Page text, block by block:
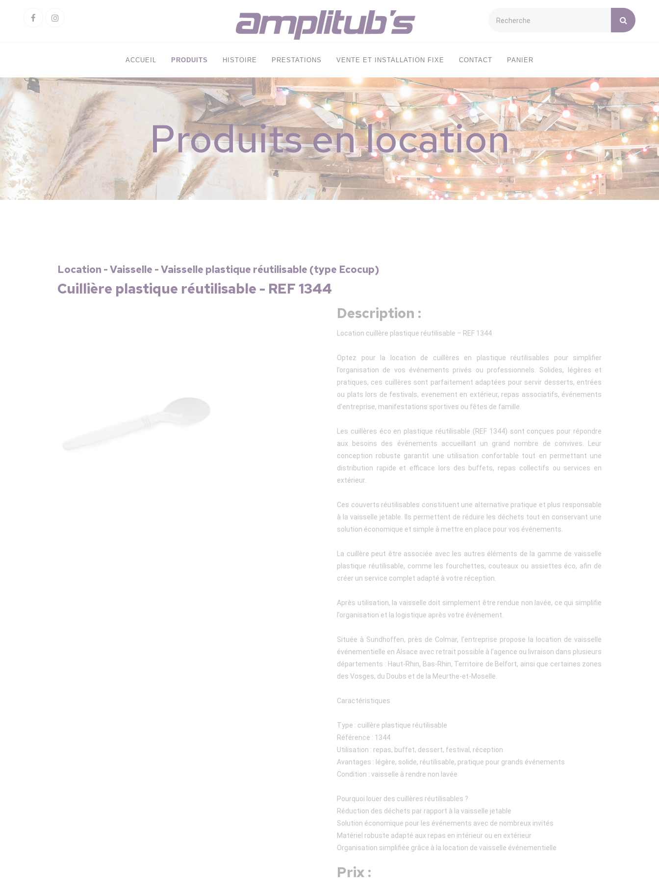
FacebookInstagram
ACCUEIL PRODUITS HISTOIRE PRESTATIONS VENTE ET INSTALLATION FIXE CONTACT PANIER
Produits en location
Location - Vaisselle - Vaisselle plastique réutilisable (type Ecocup)
Cuillière plastique réutilisable - REF 1344
Description :
Location cuillère plastique réutilisable – REF 1344
Optez pour la location de cuillères en plastique réutilisables pour simplifier
l’organisation de vos événements privés ou professionnels. Solides, légères et
pratiques, ces cuillères sont parfaitement adaptées pour servir desserts, entrées
ou plats lors de festivals, evenement en extérieur, repas associatifs, événements
d’entreprise, manifestations sportives ou fêtes de famille.
Les cuillères éco en plastique réutilisable (REF 1344) sont conçues pour répondre
aux besoins des événements accueillant un grand nombre de convives. Leur
conception robuste garantit une utilisation confortable tout en permettant une
distribution rapide et efficace lors des buffets, repas collectifs ou services en
extérieur.
Ces couverts réutilisables constituent une alternative pratique et plus responsable
à la vaisselle jetable. Ils permettent de réduire les déchets tout en conservant une
solution économique et simple à mettre en place pour vos événements.
La cuillère peut être associée avec les autres éléments de la gamme de vaisselle
plastique réutilisable, comme les fourchettes, couteaux ou assiettes éco, afin de
créer un service complet adapté à votre réception.
Après utilisation, la vaisselle doit simplement être rendue non lavée, ce qui simplifie
l’organisation et la logistique après votre événement.
Située à Sundhoffen, près de Colmar, l’entreprise propose la location de vaisselle
événementielle en Alsace avec retrait possible à l’agence ou livraison dans plusieurs
départements : Haut-Rhin, Bas-Rhin, Territoire de Belfort, ainsi que certaines zones
des Vosges, du Doubs et de la Meurthe-et-Moselle.
Caractéristiques
Type : cuillère plastique réutilisable
Référence : 1344
Utilisation : repas, buffet, dessert, festival, réception
Avantages : légère, solide, réutilisable, pratique pour grands événements
Condition : vaisselle à rendre non lavée
Pourquoi louer des cuillères réutilisables ?
Réduction des déchets par rapport à la vaisselle jetable
Solution économique pour les événements avec de nombreux invités
Matériel robuste adapté aux repas en intérieur ou en extérieur
Organisation simplifiée grâce à la location de vaisselle événementielle
Prix :